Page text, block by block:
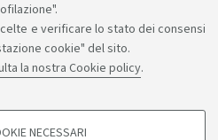
e verificare lo stato dei consensi
cookie" del sito.
la nostra Cookie policy.
NECESSARI
su: